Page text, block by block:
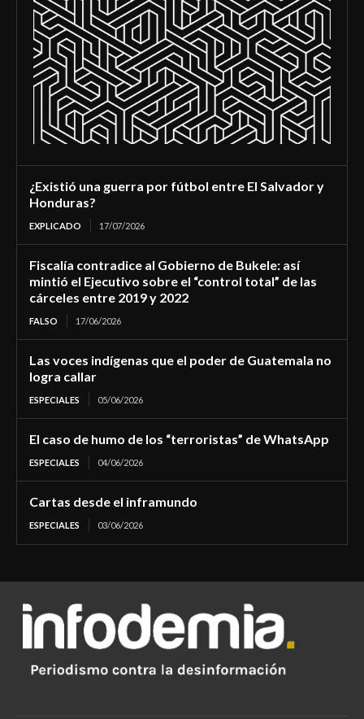
¿Existió una guerra por fútbol entre El Salvador y
Honduras?
EXPLICADO 17/07/2026
Fiscalía contradice al Gobierno de Bukele: así
mintió el Ejecutivo sobre el “control total” de las
cárceles entre 2019 y 2022
FALSO 17/06/2026
Las voces indígenas que el poder de Guatemala no
logra callar
ESPECIALES 05/06/2026
El caso de humo de los “terroristas” de WhatsApp
ESPECIALES 04/06/2026
Cartas desde el inframundo
ESPECIALES 03/06/2026